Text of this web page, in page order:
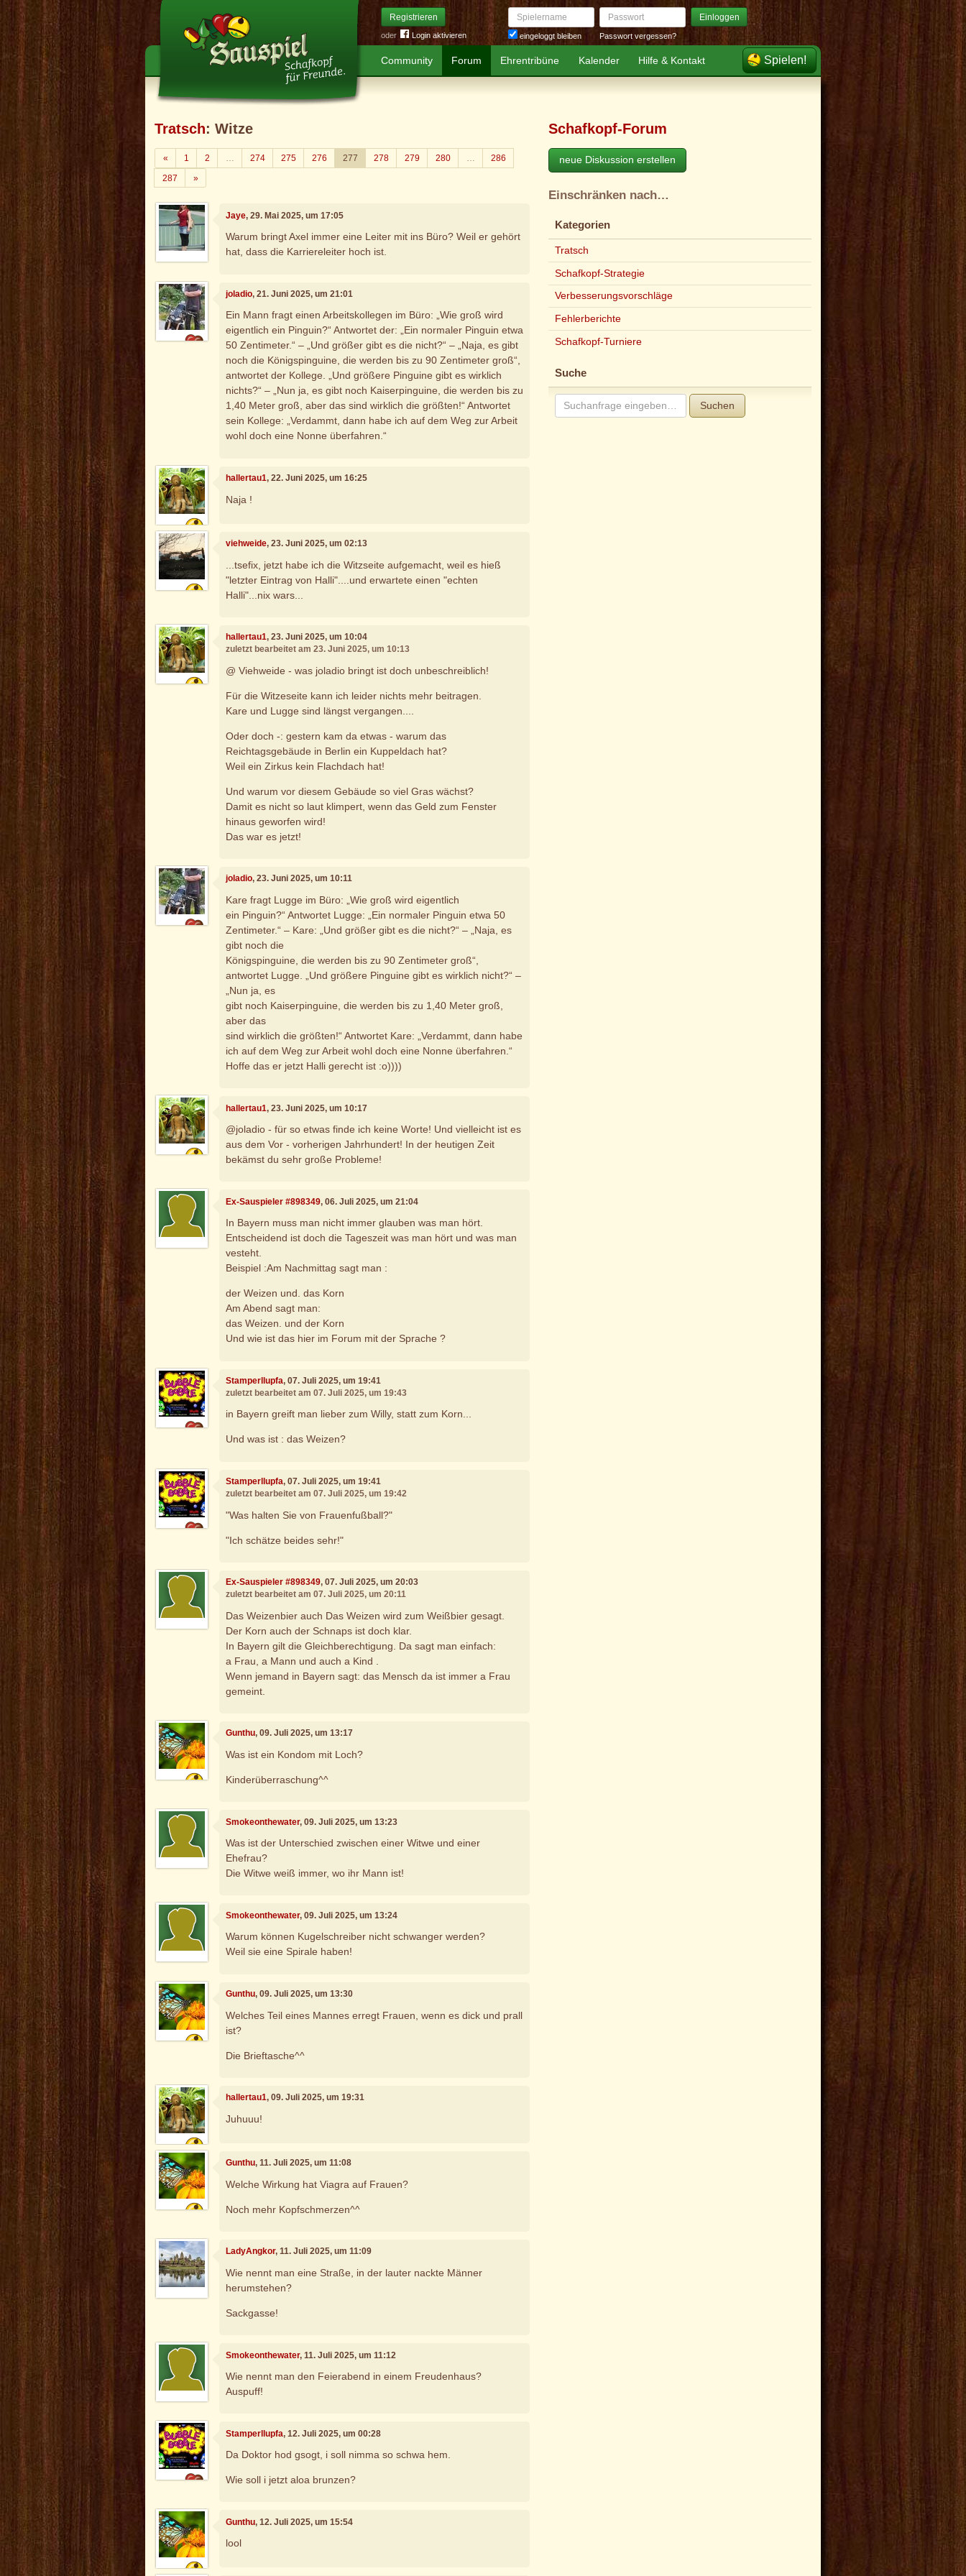
Registrieren
oder Login aktivieren
Spielername
eingeloggt bleiben
Passwort Einloggen
Passwort vergessen?
Community Forum Ehrentribüne Kalender Hilfe & Kontakt Spielen!
Tratsch: Witze
«Zurück
1 2 … 274 275 276 277 278 279 280 …
286
287
»Weiter
Jaye, 29. Mai 2025, um 17:05
Warum bringt Axel immer eine Leiter mit ins Büro? Weil er gehört
hat, dass die Karriereleiter hoch ist.
joladio, 21. Juni 2025, um 21:01
Ein Mann fragt einen Arbeitskollegen im Büro: „Wie groß wird
eigentlich ein Pinguin?“ Antwortet der: „Ein normaler Pinguin etwa
50 Zentimeter.“ – „Und größer gibt es die nicht?“ – „Naja, es gibt
noch die Königspinguine, die werden bis zu 90 Zentimeter groß“,
antwortet der Kollege. „Und größere Pinguine gibt es wirklich
nichts?“ – „Nun ja, es gibt noch Kaiserpinguine, die werden bis zu
1,40 Meter groß, aber das sind wirklich die größten!“ Antwortet
sein Kollege: „Verdammt, dann habe ich auf dem Weg zur Arbeit
wohl doch eine Nonne überfahren.“
hallertau1, 22. Juni 2025, um 16:25
Naja !
viehweide, 23. Juni 2025, um 02:13
...tsefix, jetzt habe ich die Witzseite aufgemacht, weil es hieß
"letzter Eintrag von Halli"....und erwartete einen "echten
Halli"...nix wars...
hallertau1, 23. Juni 2025, um 10:04
zuletzt bearbeitet am 23. Juni 2025, um 10:13
@ Viehweide - was joladio bringt ist doch unbeschreiblich!
Für die Witzeseite kann ich leider nichts mehr beitragen.
Kare und Lugge sind längst vergangen....
Oder doch -: gestern kam da etwas - warum das
Reichtagsgebäude in Berlin ein Kuppeldach hat?
Weil ein Zirkus kein Flachdach hat!
Und warum vor diesem Gebäude so viel Gras wächst?
Damit es nicht so laut klimpert, wenn das Geld zum Fenster
hinaus geworfen wird!
Das war es jetzt!
joladio, 23. Juni 2025, um 10:11
Kare fragt Lugge im Büro: „Wie groß wird eigentlich
ein Pinguin?“ Antwortet Lugge: „Ein normaler Pinguin etwa 50
Zentimeter.“ – Kare: „Und größer gibt es die nicht?“ – „Naja, es
gibt noch die
Königspinguine, die werden bis zu 90 Zentimeter groß“,
antwortet Lugge. „Und größere Pinguine gibt es wirklich nicht?“ –
„Nun ja, es
gibt noch Kaiserpinguine, die werden bis zu 1,40 Meter groß,
aber das
sind wirklich die größten!“ Antwortet Kare: „Verdammt, dann habe
ich auf dem Weg zur Arbeit wohl doch eine Nonne überfahren.“
Hoffe das er jetzt Halli gerecht ist :o))))
hallertau1, 23. Juni 2025, um 10:17
@joladio - für so etwas finde ich keine Worte! Und vielleicht ist es
aus dem Vor - vorherigen Jahrhundert! In der heutigen Zeit
bekämst du sehr große Probleme!
Ex-Sauspieler #898349, 06. Juli 2025, um 21:04
In Bayern muss man nicht immer glauben was man hört.
Entscheidend ist doch die Tageszeit was man hört und was man
vesteht.
Beispiel :Am Nachmittag sagt man :
der Weizen und. das Korn
Am Abend sagt man:
das Weizen. und der Korn
Und wie ist das hier im Forum mit der Sprache ?
Stamperllupfa, 07. Juli 2025, um 19:41
zuletzt bearbeitet am 07. Juli 2025, um 19:43
in Bayern greift man lieber zum Willy, statt zum Korn...
Und was ist : das Weizen?
Stamperllupfa, 07. Juli 2025, um 19:41
zuletzt bearbeitet am 07. Juli 2025, um 19:42
"Was halten Sie von Frauenfußball?"
"Ich schätze beides sehr!"
Ex-Sauspieler #898349, 07. Juli 2025, um 20:03
zuletzt bearbeitet am 07. Juli 2025, um 20:11
Das Weizenbier auch Das Weizen wird zum Weißbier gesagt.
Der Korn auch der Schnaps ist doch klar.
In Bayern gilt die Gleichberechtigung. Da sagt man einfach:
a Frau, a Mann und auch a Kind .
Wenn jemand in Bayern sagt: das Mensch da ist immer a Frau
gemeint.
Gunthu, 09. Juli 2025, um 13:17
Was ist ein Kondom mit Loch?
Kinderüberraschung^^
Smokeonthewater, 09. Juli 2025, um 13:23
Was ist der Unterschied zwischen einer Witwe und einer
Ehefrau?
Die Witwe weiß immer, wo ihr Mann ist!
Smokeonthewater, 09. Juli 2025, um 13:24
Warum können Kugelschreiber nicht schwanger werden?
Weil sie eine Spirale haben!
Gunthu, 09. Juli 2025, um 13:30
Welches Teil eines Mannes erregt Frauen, wenn es dick und prall
ist?
Die Brieftasche^^
hallertau1, 09. Juli 2025, um 19:31
Juhuuu!
Gunthu, 11. Juli 2025, um 11:08
Welche Wirkung hat Viagra auf Frauen?
Noch mehr Kopfschmerzen^^
LadyAngkor, 11. Juli 2025, um 11:09
Wie nennt man eine Straße, in der lauter nackte Männer
herumstehen?
Sackgasse!
Smokeonthewater, 11. Juli 2025, um 11:12
Wie nennt man den Feierabend in einem Freudenhaus?
Auspuff!
Stamperllupfa, 12. Juli 2025, um 00:28
Da Doktor hod gsogt, i soll nimma so schwa hem.
Wie soll i jetzt aloa brunzen?
Gunthu, 12. Juli 2025, um 15:54
lool
Schafkopf-Forum
neue Diskussion erstellen
Einschränken nach…
Kategorien
Tratsch
Schafkopf-Strategie
Verbesserungsvorschläge
Fehlerberichte
Schafkopf-Turniere
Suche
Suchen